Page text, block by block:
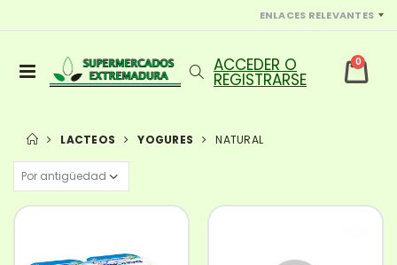
ENLACES RELEVANTES
0
LACTEOS YOGURES NATURAL